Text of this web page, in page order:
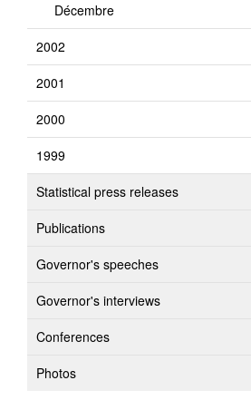
Décembre
2002
2001
2000
1999
Statistical press releases
Publications
Governor's speeches
Governor's interviews
Conferences
Photos